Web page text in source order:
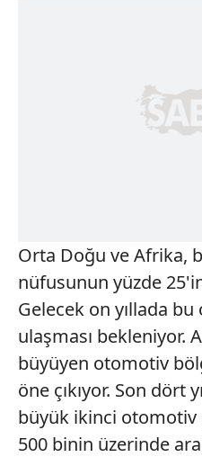
Orta Doğu ve Afrika,
nüfusunun yüzde
Gelecek on yıllada bu
ulaşması bekleniyor.
büyüyen otomotiv
öne çıkıyor. Son dört
büyük ikinci otomotiv
500 binin üzerinde